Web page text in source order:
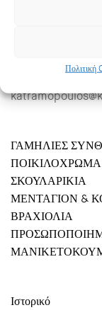
Πολιτική
+302103627488,
ΓΑΜΗΛΙΕΣ
ΠΟΙΚΙΛΟΧΡΩΜΑ
ΣΚΟΥΛΑΡΙΚΙΑ
ΜΕΝΤΑΓΙΟΝ &
ΒΡΑΧΙΟΛΙΑ
Ιστορικό